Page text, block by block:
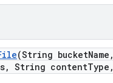
(String bucketName ,
, String contentType ,